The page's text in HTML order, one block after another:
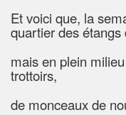
Et voici que, la
quartier des étangs
mais en plein
trottoirs,
de monceaux de